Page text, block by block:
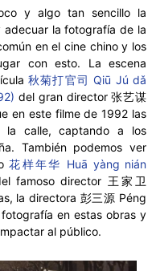
y algo tan sencillo la
la fotografía de la
en el cine chino y los
con esto. La escena
秋菊打官司 Qiū Jú dǎ
del gran director 张艺谋
en este filme de 1992 las
la calle, captando a los
También podemos ver
花样年华 Huā yàng nián
famoso director 王家卫
la directora 彭三源 Péng
en estas obras y
al público.